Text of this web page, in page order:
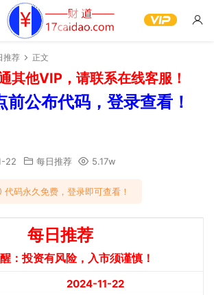
推荐 正文
他VIP，请联系在线客服！
公布代码，登录查看！
22 每日推荐 5.17w
代码永久免费，登录即可查看！
每日推荐
：投资有风险，入市须谨慎！
2024-11-22